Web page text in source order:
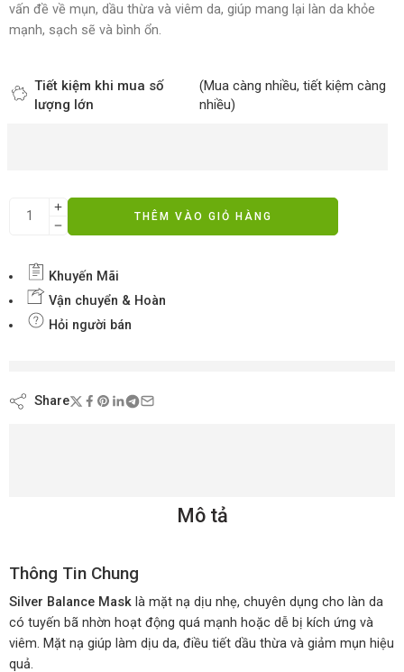
vấn đề về mụn, dầu thừa và viêm da, giúp mang lại làn da khỏe
mạnh, sạch sẽ và bình ổn.
Tiết kiệm khi mua số
lượng lớn
(Mua càng nhiều, tiết kiệm càng
nhiều)
THÊM VÀO GIỎ HÀNG
Khuyến Mãi
Vận chuyển & Hoàn
Hỏi người bán
Share
Mô tả
Thông Tin Chung
Silver Balance Mask là mặt nạ dịu nhẹ, chuyên dụng cho làn da
có tuyến bã nhờn hoạt động quá mạnh hoặc dễ bị kích ứng và
viêm. Mặt nạ giúp làm dịu da, điều tiết dầu thừa và giảm mụn hiệu
quả.